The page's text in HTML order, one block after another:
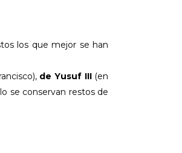
los que mejor se han
de Yusuf III(en
se conservan restos de